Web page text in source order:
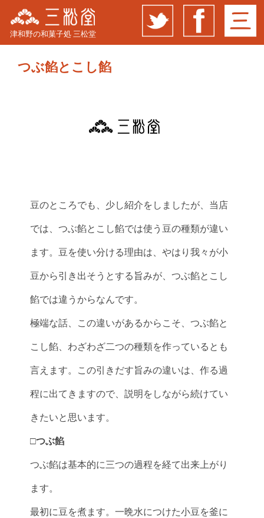
津和野の和菓子処 三松堂
つぶ餡とこし餡
豆のところでも、少し紹介をしましたが、当店
では、つぶ餡とこし餡では使う豆の種類が違い
ます。豆を使い分ける理由は、やはり我々が小
豆から引き出そうとする旨みが、つぶ餡とこし
餡では違うからなんです。
極端な話、この違いがあるからこそ、つぶ餡と
こし餡、わざわざ二つの種類を作っているとも
言えます。この引きだす旨みの違いは、作る過
程に出てきますので、説明をしながら続けてい
きたいと思います。
□つぶ餡
つぶ餡は基本的に三つの過程を経て出来上がり
ます。
最初に豆を煮ます。一晩水につけた小豆を釜に